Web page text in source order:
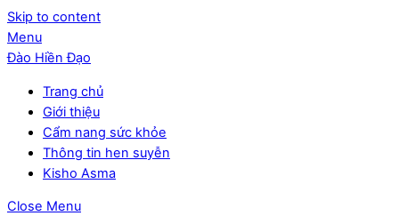
Skip to content
Menu
Đào Hiền Đạo
Trang chủ
Giới thiệu
Cẩm nang sức khỏe
Thông tin hen suyễn
Kisho Asma
Close Menu